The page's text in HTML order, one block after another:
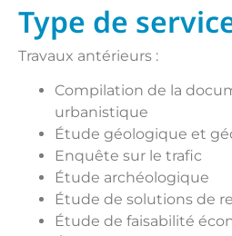
Type de
Travaux antérieurs :
Compilation de la
urbanistique
Étude géologique et
Enquête sur le trafic
Étude archéologique
Étude de solutions de
Étude de faisabilité